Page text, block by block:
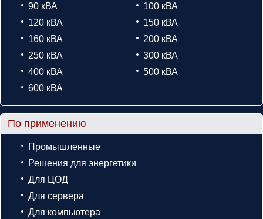
90 кВА
100 кВА
120 кВА
150 кВА
160 кВА
200 кВА
250 кВА
300 кВА
400 кВА
500 кВА
600 кВА
По применению
Промышленные
Решения для энергетики
Для ЦОД
Для сервера
Для компьютера